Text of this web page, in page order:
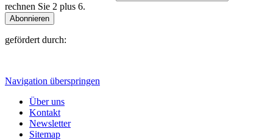
rechnen Sie 2 plus 6.
Abonnieren
gefördert durch:
Navigation überspringen
Über uns
Kontakt
Newsletter
Sitemap